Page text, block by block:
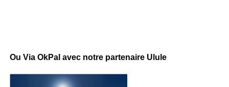
Ou Via OkPal avec notre partenaire Ulule